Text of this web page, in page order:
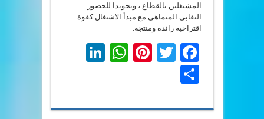
المشتغلين بالقطاع ، وتجويدا للحضور
النقابي المتماهي مع مبدأ الاشتغال كقوة
اقتراحية رائدة ومنتجة.
Facebook
Twitter
Pinterest
WhatsApp